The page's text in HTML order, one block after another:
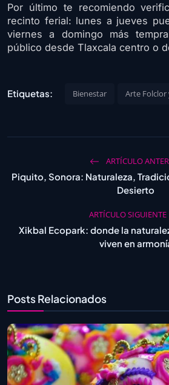
Por último te recomiendo
recinto ferial: lunes a jueves
viernes a domingo más
público desde Tlaxcala centro o
Etiquetas: Bienestar Arte Folclor
ARTÍCULO
Piquito, Sonora: Naturaleza,
Desierto
ARTÍCULO SIGUIENTE
Xikbal Ecopark: donde la
viven en
Posts Relacionados